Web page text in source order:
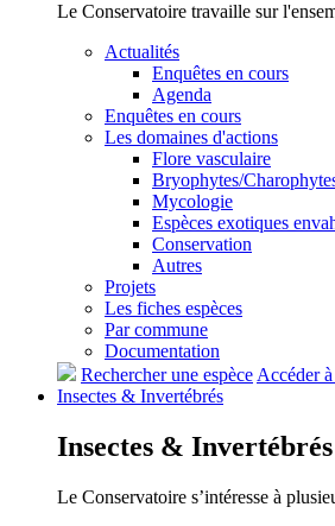
Le Conservatoire travaille sur
Actualités
Enquêtes en cours
Agenda
Enquêtes en cours
Les domaines d'actions
Flore vasculaire
Bryophytes/
Mycologie
Espèces exotiques
Conservation
Autres
Projets
Les fiches espèces
Par commune
Documentation
Rechercher une espèceAccéder
Insectes & Invertébrés
Insectes & Invertébrés
Le Conservatoire s’intéresse à